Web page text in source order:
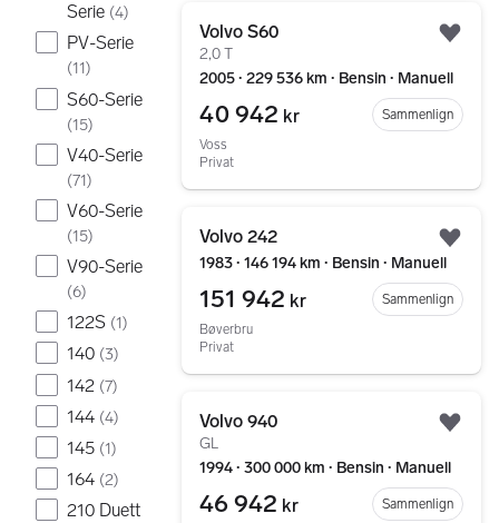
Serie (4)
PV-Serie
(11)
S60-Serie
(15)
V40-Serie
(71)
V60-Serie
(15)
V90-Serie
(6)
122S (1)
140 (3)
142 (7)
144 (4)
145 (1)
164 (2)
210 Duett
Volvo S60
2,0 T
2005 ∙ 229 536 km ∙ Bensin ∙ Manuell
40 942 kr
Sammenlign
Voss
Privat
Volvo 242
1983 ∙ 146 194 km ∙ Bensin ∙ Manuell
151 942 kr
Sammenlign
Bøverbru
Privat
Volvo 940
GL
1994 ∙ 300 000 km ∙ Bensin ∙ Manuell
46 942 kr
Sammenlign